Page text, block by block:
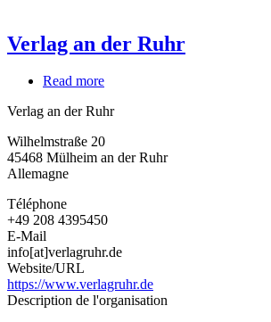
Verlag an der Ruhr
Read more
an
Ruhr
Verlag an der Ruhr
Wilhelmstraße 20
45468 Mülheim an der Ruhr
Allemagne
Téléphone
+49 208 4395450
E-Mail
info[at]verlagruhr.de
Website/URL
https://www.verlagruhr.de
Description de l'organisation